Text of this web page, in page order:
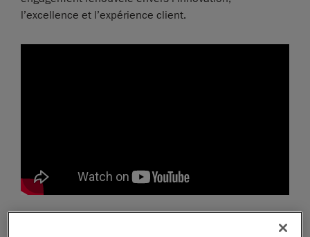
l’excellence et l’expérience client.
Chez Creaform, l’innovation réside depuis toujours au